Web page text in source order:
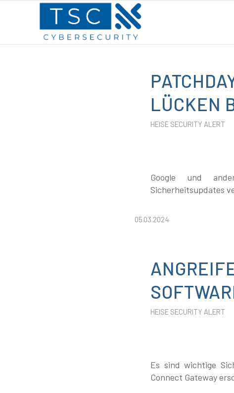
LÜCKEN
HEISE SECURITY ALERT
Google und
Sicherheitsupdates
05.03.2024
HEISE SECURITY ALERT
Es sind wichtige
Connect Gateway